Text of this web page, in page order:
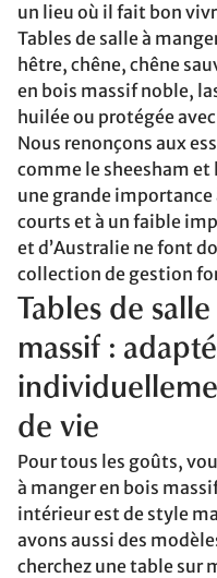
un lieu où il fait bon
Tables de salle à
hêtre, chêne, chêne
en bois massif noble,
huilée ou protégée
Nous renonçons aux
comme le sheesham et
une grande
courts et à un faible
et d’Australie ne font
collection de gestion
Tables de
massif :
de vie
Pour tous les goûts,
à manger en bois
intérieur est de style
avons aussi des
cherchez une table sur